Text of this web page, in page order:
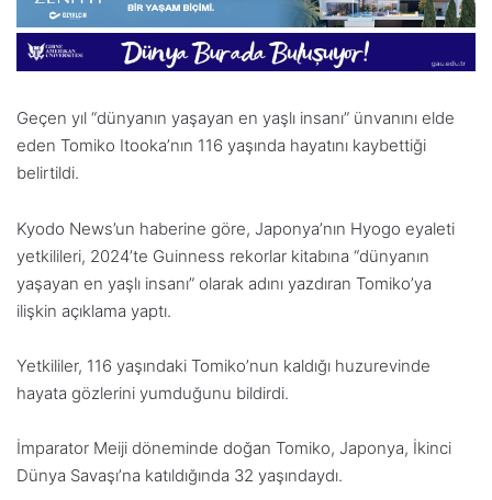
Geçen yıl “dünyanın yaşayan en yaşlı insanı” ünvanını elde
eden Tomiko Itooka’nın 116 yaşında hayatını kaybettiği
belirtildi.
Kyodo News’un haberine göre, Japonya’nın Hyogo eyaleti
yetkilileri, 2024’te Guinness rekorlar kitabına “dünyanın
yaşayan en yaşlı insanı” olarak adını yazdıran Tomiko’ya
ilişkin açıklama yaptı.
Yetkililer, 116 yaşındaki Tomiko’nun kaldığı huzurevinde
hayata gözlerini yumduğunu bildirdi.
İmparator Meiji döneminde doğan Tomiko, Japonya, İkinci
Dünya Savaşı’na katıldığında 32 yaşındaydı.